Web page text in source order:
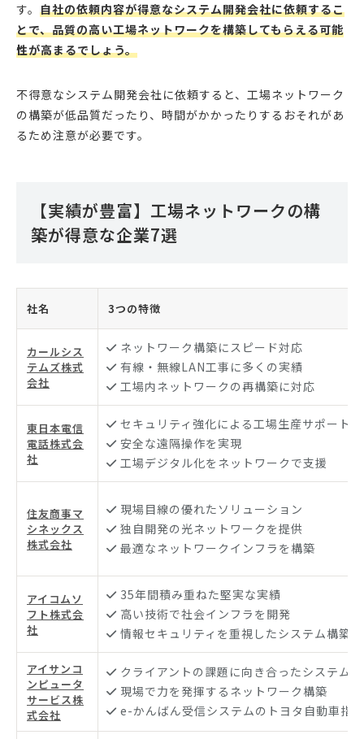
す。 自社の依頼内容が得意なシステム開発会社に依頼するこ
とで、品質の高い工場ネットワークを構築してもらえる可能
性が高まるでしょう。
不得意なシステム開発会社に依頼すると、工場ネットワーク
の構築が低品質だったり、時間がかかったりするおそれがあ
るため注意が必要です。
【実績が豊富】工場ネットワークの構
築が得意な企業7選
社名 3つの特徴
カールシス
テムズ株式
会社
ネットワーク構築にスピード対応
有線・無線LAN工事に多くの実績
工場内ネットワークの再構築に対応
東日本電信
電話株式会
社
セキュリティ強化による工場生産サポート
安全な遠隔操作を実現
工場デジタル化をネットワークで支援
住友商事マ
シネックス
株式会社
現場目線の優れたソリューション
独自開発の光ネットワークを提供
最適なネットワークインフラを構築
アイコムソ
フト株式会
社
35年間積み重ねた堅実な実績
高い技術で社会インフラを開発
情報セキュリティを重視したシステム構築
アイサンコ
ンピュータ
サービス株
式会社
クライアントの課題に向き合ったシステム
現場で力を発揮するネットワーク構築
e-かんばん受信システムのトヨタ自動車指